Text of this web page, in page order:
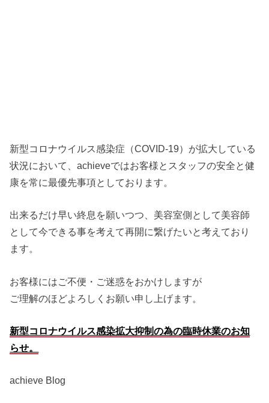
新型コロナウイルス感染症（COVID-19）が拡大している
状況において、achieveではお客様とスタッフの安全と健
康を常に最優先事項としております。
出来るだけ早い終息を願いつつ、美容室側として美容師
として今できる事を考えて再開に繋げたいと考えており
ます。
お客様にはご不便・ご迷惑をおかけしますが
ご理解のほどよろしくお願い申し上げます。
新型コロナウイルス感染拡大抑制の為の臨時休業のお知
らせ。
achieve Blog